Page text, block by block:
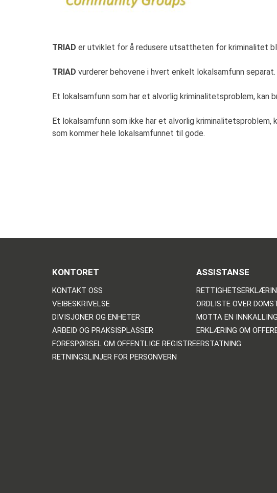
TRIAD er utviklet for å redusere utsattheten for kriminalitet
TRIAD vurderer behovene i hvert enkelt lokalsamfunn separat.
Et lokalsamfunn som har et alvorlig kriminalitetsproblem, kan
Et lokalsamfunn som ikke har et alvorlig kriminalitetsproblem,
som kommer hele lokalsamfunnet til gode.
KONTORET
KONTAKT OSS
VEIBESKRIVELSE
DIVISJONER OG ENHETER
ARBEID OG PRAKSISPLASSER
FORESPØRSEL OM OFFENTLIGE REGISTRE
RETNINGSLINJER FOR PERSONVERN
ASSISTANSE
ORDLISTE OVER
MOTTA EN INNKALLING
ERKLÆRING OM
ERSTATNING